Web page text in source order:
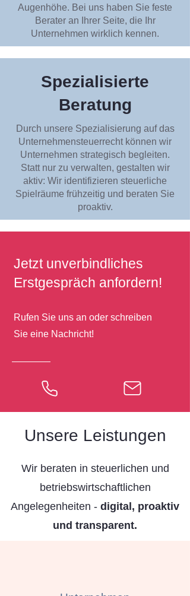
Augenhöhe. Bei uns haben Sie feste
Berater an Ihrer Seite, die Ihr
Unternehmen wirklich kennen.
Spezialisierte
Beratung
Durch unsere Spezialisierung auf das
Unternehmensteuerrecht können wir
Unternehmen strategisch begleiten.
Statt nur zu verwalten, gestalten wir
aktiv: Wir identifizieren steuerliche
Spielräume frühzeitig und beraten Sie
proaktiv.
Jetzt unverbindliches
Erstgespräch anfordern!
Rufen Sie uns an oder schreiben
Sie eine Nachricht!
Unsere Leistungen
Wir beraten in steuerlichen und
betriebswirtschaftlichen
Angelegenheiten - digital, proaktiv
und transparent.​